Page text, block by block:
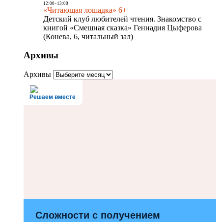
12:00- 13:00
«Читающая лошадка» 6+
Детский клуб любителей чтения. Знакомство с
книгой «Смешная сказка» Геннадия Цыферова
(Конева, 6, читальный зал)
Архивы
Архивы
Решаем вместе
Сложности с получением